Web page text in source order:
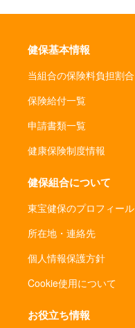
健保基本情報
当組合の保険料負担割合
保険給付一覧
申請書類一覧
健康保険制度情報
健保組合について
東宝健保のプロフィール
所在地・連絡先
個人情報保護方針
Cookie使用について
お役立ち情報